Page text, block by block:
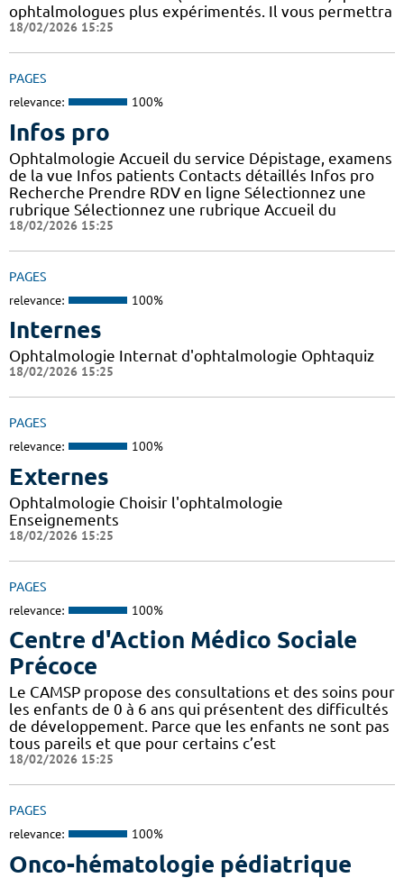
ophtalmologues plus expérimentés. Il vous permettra
18/02/2026 15:25
PAGES
relevance: 100%
Infos pro
Ophtalmologie Accueil du service Dépistage, examens
de la vue Infos patients Contacts détaillés Infos pro
Recherche Prendre RDV en ligne Sélectionnez une
rubrique Sélectionnez une rubrique Accueil du
18/02/2026 15:25
PAGES
relevance: 100%
Internes
Ophtalmologie Internat d'ophtalmologie Ophtaquiz
18/02/2026 15:25
PAGES
relevance: 100%
Externes
Ophtalmologie Choisir l'ophtalmologie
Enseignements
18/02/2026 15:25
PAGES
relevance: 100%
Centre d'Action Médico Sociale
Précoce
Le CAMSP propose des consultations et des soins pour
les enfants de 0 à 6 ans qui présentent des difficultés
de développement. Parce que les enfants ne sont pas
tous pareils et que pour certains c’est
18/02/2026 15:25
PAGES
relevance: 100%
Onco-hématologie pédiatrique